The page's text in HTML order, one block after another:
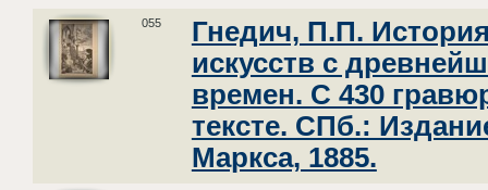
055
Гнедич, П.П.
искусств с
времен. С 430
тексте. СПб.:
Маркса, 1885.